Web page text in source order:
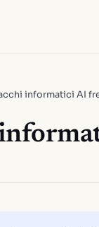
informatici AI